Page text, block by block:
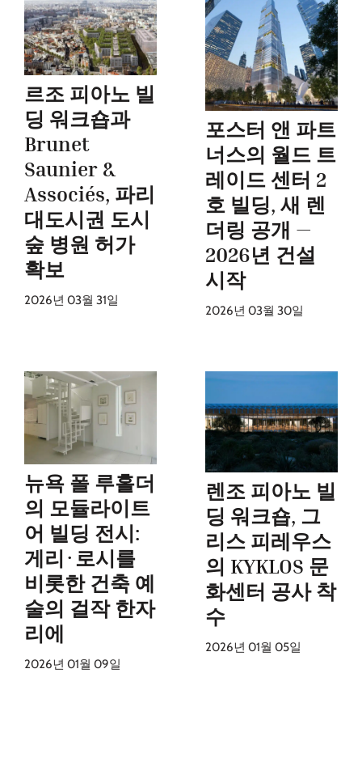
르조 피아노 빌
딩 워크숍과
Brunet
Saunier &
Associés, 파리
대도시권 도시
숲 병원 허가
확보
2026년 03월 31일
포스터 앤 파트
너스의 월드 트
레이드 센터 2
호 빌딩, 새 렌
더링 공개 —
2026년 건설
시작
2026년 03월 30일
뉴욕 폴 루홀더
의 모듈라이트
어 빌딩 전시:
게리·로시를
비롯한 건축 예
술의 걸작 한자
리에
2026년 01월 09일
렌조 피아노 빌
딩 워크숍, 그
리스 피레우스
의 KYKLOS 문
화센터 공사 착
수
2026년 01월 05일